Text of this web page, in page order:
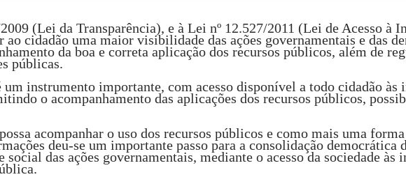
(Lei da Transparência), e à Lei nº 12.527/2011 (Lei de Acesso à
cidadão uma maior visibilidade das ações governamentais e das
da boa e correta aplicação dos recursos públicos, além de
públicas.
instrumento importante, com acesso disponível a todo cidadão às
o acompanhamento das aplicações dos recursos públicos,
acompanhar o uso dos recursos públicos e como mais uma
deu-se um importante passo para a consolidação democrática
das ações governamentais, mediante o acesso da sociedade às